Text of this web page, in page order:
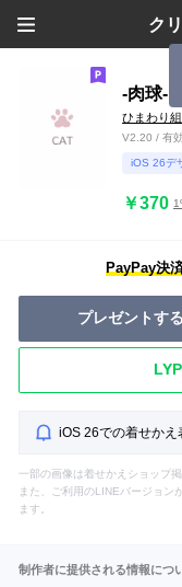
ク
-肉球-
ひまわり組
V2.20 / 有
iOS 26デ
￥370
PayPay決
プレゼントする
iOS 26での着せかえ
一部の画像は着せかえショップ
また、ご利用のLINEバージョン
ます。
制作者に提供される情報につ